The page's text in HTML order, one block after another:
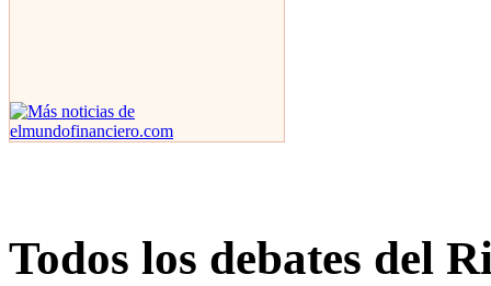
Todos los debates del